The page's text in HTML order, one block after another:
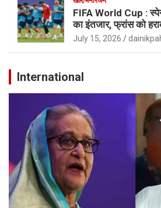
FIFA World Cup :
का इंतजार, फ्रांस को
July 15, 2026
International